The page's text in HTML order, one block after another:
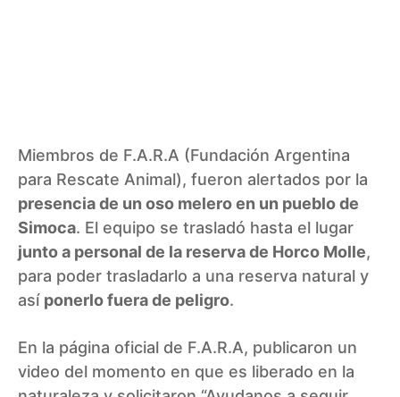
Miembros de F.A.R.A (Fundación Argentina
para Rescate Animal), fueron alertados por la
presencia de un oso melero en un pueblo de
Simoca. El equipo se trasladó hasta el lugar
junto a personal de la reserva de Horco Molle,
para poder trasladarlo a una reserva natural y
así ponerlo fuera de peligro.
En la página oficial de F.A.R.A, publicaron un
video del momento en que es liberado en la